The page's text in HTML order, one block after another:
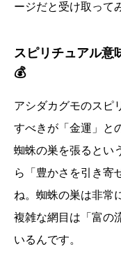
ージだと受け取って
スピリチュアル意
💰
アシダカグモのスピ
すべきが「金運」と
蜘蛛の巣を張るとい
ら「豊かさを引き寄
ね。蜘蛛の巣は非常
複雑な網目は「富の
いるんです。